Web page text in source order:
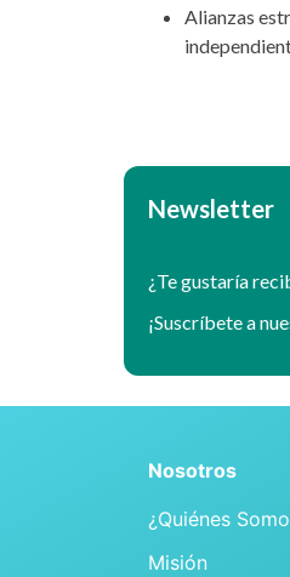
Alianzas
Newsletter
¿Te gustaría
¡Suscríbete a
Nosotros
¿Quiénes
Misión